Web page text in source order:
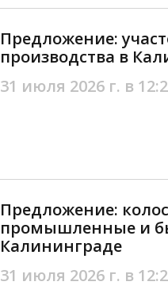
Предложение:
производства в
31 июля 2026 г. в
Предложение:
промышленные и
Калининграде
31 июля 2026 г. в